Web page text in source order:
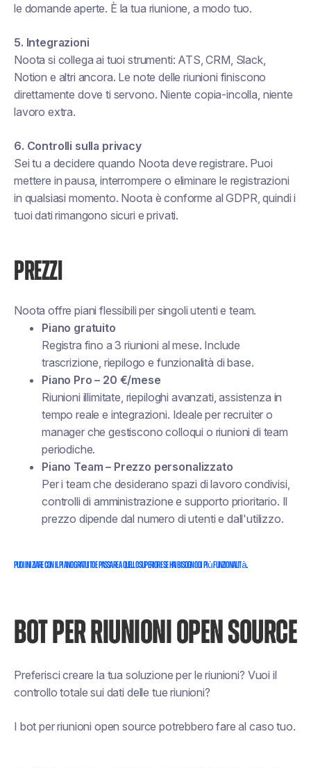
le domande aperte. È la tua riunione, a modo tuo.
5. Integrazioni
Noota si collega ai tuoi strumenti: ATS, CRM, Slack,
Notion e altri ancora. Le note delle riunioni finiscono
direttamente dove ti servono. Niente copia-incolla, niente
lavoro extra.
6. Controlli sulla privacy
Sei tu a decidere quando Noota deve registrare. Puoi
mettere in pausa, interrompere o eliminare le registrazioni
in qualsiasi momento. Noota è conforme al GDPR, quindi i
tuoi dati rimangono sicuri e privati.
PREZZI
Noota offre piani flessibili per singoli utenti e team.
Piano gratuito
Registra fino a 3 riunioni al mese. Include
trascrizione, riepilogo e funzionalità di base.
Piano Pro – 20 €/mese
Riunioni illimitate, riepiloghi avanzati, assistenza in
tempo reale e integrazioni. Ideale per recruiter o
manager che gestiscono colloqui o riunioni di team
periodiche.
Piano Team – Prezzo personalizzato
Per i team che desiderano spazi di lavoro condivisi,
controlli di amministrazione e supporto prioritario. Il
prezzo dipende dal numero di utenti e dall'utilizzo.
Puoi iniziare con il piano gratuito e passare a quello superiore se hai bisogno di più funzionalità.
BOT PER RIUNIONI OPEN SOURCE
Preferisci creare la tua soluzione per le riunioni? Vuoi il
controllo totale sui dati delle tue riunioni?
I bot per riunioni open source potrebbero fare al caso tuo.